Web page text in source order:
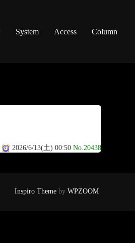
System Access Column
2026/6/13(土) 00:50 No.20438
Inspiro Theme by WPZOOM